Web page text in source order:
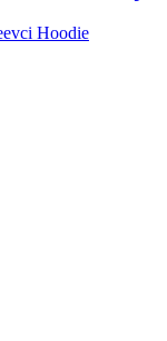
Hoodie